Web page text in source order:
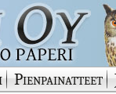
Pienpainatteet